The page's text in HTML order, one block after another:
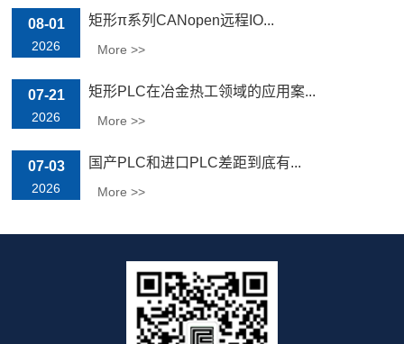
08-01
2026
矩形π系列CANopen远程IO...
More >>
07-21
2026
矩形PLC在冶金热工领域的应用案...
More >>
07-03
2026
国产PLC和进口PLC差距到底有...
More >>